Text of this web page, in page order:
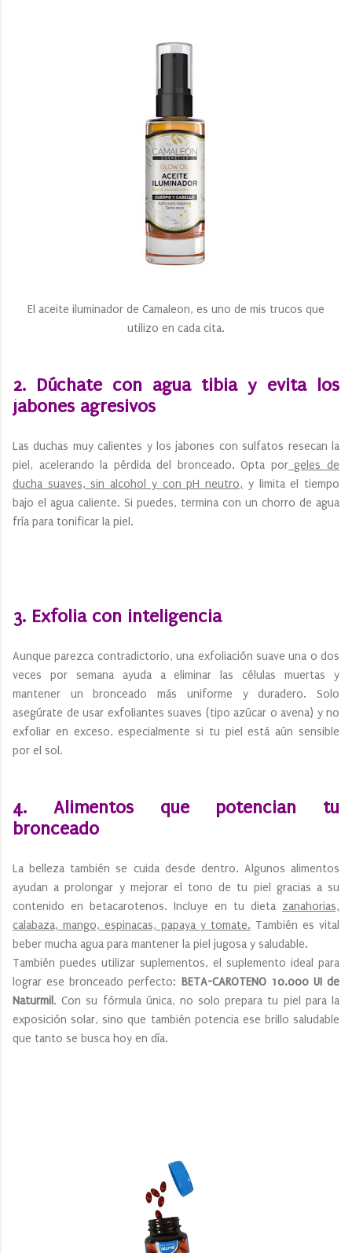
El aceite iluminador de Camaleon, es uno de mis trucos que
utilizo en cada cita.
2. Dúchate con agua tibia y evita los
jabones agresivos
Las duchas muy calientes y los jabones con sulfatos resecan la
piel, acelerando la pérdida del bronceado. Opta porgeles de
ducha suaves, sin alcohol y con pH neutro, y limita el tiempo
bajo el agua caliente. Si puedes, termina con un chorro de agua
fría para tonificar la piel.
3. Exfolia con inteligencia
Aunque parezca contradictorio, una exfoliación suave una o dos
veces por semana ayuda a eliminar las células muertas y
mantener un bronceado más uniforme y duradero. Solo
asegúrate de usar exfoliantes suaves (tipo azúcar o avena) y no
exfoliar en exceso, especialmente si tu piel está aún sensible
por el sol.
4. Alimentos que potencian tu
bronceado
La belleza también se cuida desde dentro. Algunos alimentos
ayudan a prolongar y mejorar el tono de tu piel gracias a su
contenido en betacarotenos. Incluye en tu dieta zanahorias,
calabaza, mango, espinacas, papaya y tomate. También es vital
beber mucha agua para mantener la piel jugosa y saludable.
También puedes utilizar suplementos, el suplemento ideal para
lograr ese bronceado perfecto: BETA-CAROTENO 10.000 UI de
Naturmil . Con su fórmula única, no solo prepara tu piel para la
exposición solar, sino que también potencia ese brillo saludable
que tanto se busca hoy en día.